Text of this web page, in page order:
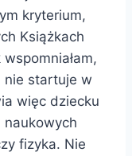
kryterium,
Książkach
nie startuje w
więc dziecku
fizyka. Nie